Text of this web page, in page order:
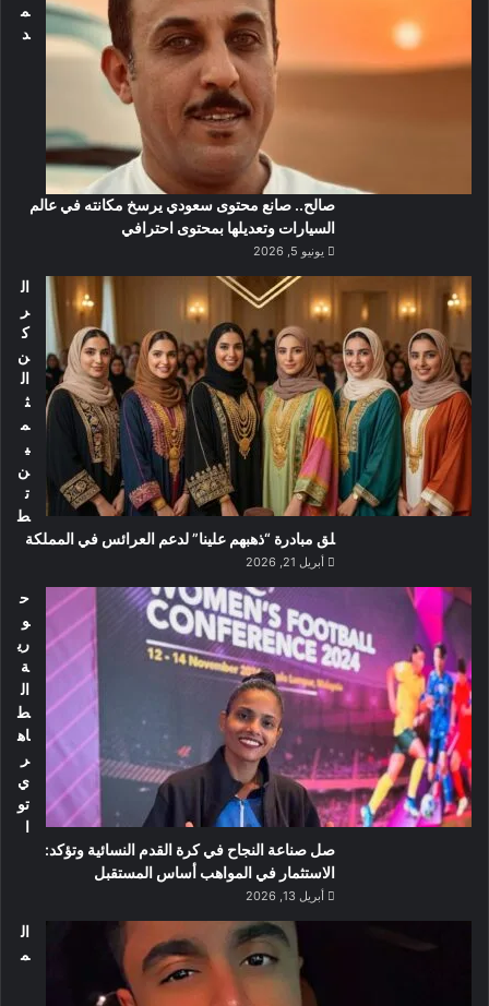
م
د
صالح.. صانع محتوى سعودي يرسخ مكانته في عالم
السيارات وتعديلها بمحتوى احترافي
يونيو 5, 2026
ال
ر
ك
ن
ال
ث
م
ي
ن
ت
ط
لق مبادرة “ذهبهم علينا” لدعم العرائس في المملكة
أبريل 21, 2026
ح
و
ري
ة
ال
ط
اه
ر
ي
تو
ا
صل صناعة النجاح في كرة القدم النسائية وتؤكد:
الاستثمار في المواهب أساس المستقبل
أبريل 13, 2026
ال
م